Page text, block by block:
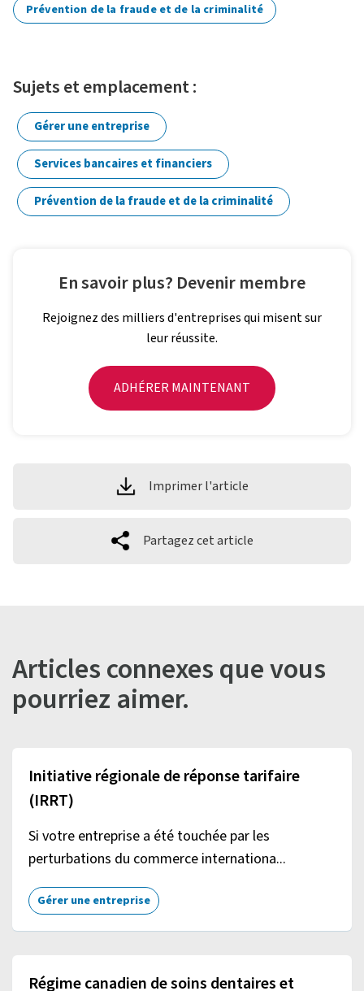
Prévention de la fraude et de la criminalité
Sujets et emplacement :
Gérer une entreprise
Services bancaires et financiers
Prévention de la fraude et de la criminalité
En savoir plus? Devenir membre
Rejoignez des milliers d'entreprises qui misent sur
leur réussite.
ADHÉRER MAINTENANT
Imprimer l'article
Partagez cet article
Articles connexes que vous
pourriez aimer.
Initiative régionale de réponse tarifaire
(IRRT)
Si votre entreprise a été touchée par les
perturbations du commerce internationa...
Gérer une entreprise
Régime canadien de soins dentaires et